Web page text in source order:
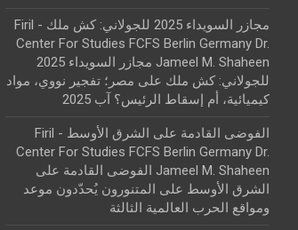
مجازر السويداء 2025 للجولاني: كش ملك - Firil
Center For Studies FCFS Berlin Germany Dr.
Jameel M. Shaheen مجازر السويداء 2025
للجولاني: كش ملك على مصر؛ تفجير نووي، مواد
كيميائية، أم إسقاط الرئيس؟ آب 2025
الفوضى القادمة على الشرق الأوسط - Firil
Center For Studies FCFS Berlin Germany Dr.
Jameel M. Shaheen الفوضى القادمة على
الشرق الأوسط على المتنورون يُحدّدون موعد
ومواقع الحرب العالمية الثالثة